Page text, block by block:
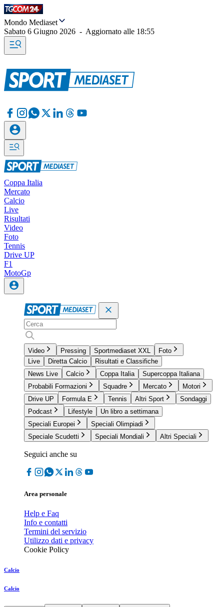
Mondo Mediaset
Sabato 6 Giugno 2026 - Aggiornato alle 18:55
Coppa Italia
Mercato
Calcio
Live
Risultati
Video
Foto
Tennis
Drive UP
F1
MotoGp
Video Pressing Sportmediaset XXL
Foto
Live
Diretta Calcio
Risultati e Classifiche
News Live
Calcio Coppa Italia
Supercoppa Italiana
Probabili Formazioni
Squadre Mercato
Motori
Drive UP
Formula E Tennis Altri Sport
Sondaggi
Podcast
Lifestyle
Un libro a settimana
Speciali Europei
Speciali Olimpiadi
Speciale Scudetti
Speciali Mondiali Altri Speciali
Seguici anche su
Area personale
Help e Faq
Info e contatti
Termini del servizio
Utilizzo dati e privacy
Cookie Policy
Calcio
Calcio